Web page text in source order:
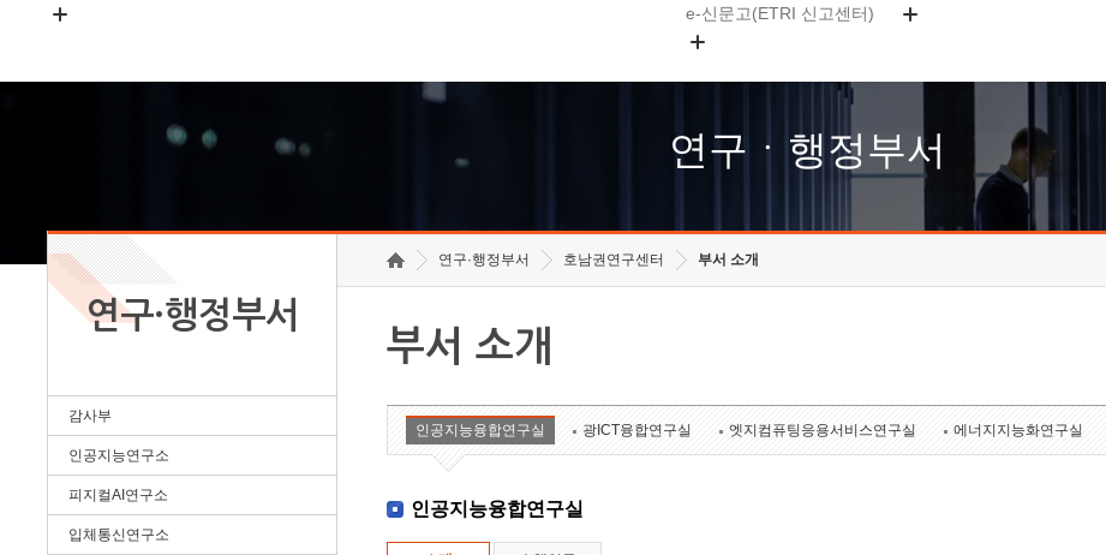
e-신문고(ETRI 신고센터)
고객의소리
수의계약 현황
연구ㆍ행정부서
연구·행정부서
감사부
인공지능연구소
피지컬AI연구소
입체통신연구소
연구·행정부서 호남권연구센터 부서 소개
부서 소개
인공지능융합연구실 광ICT융합연구실 엣지컴퓨팅응용서비스연구실 에너지지능화연구실
인공지능융합연구실